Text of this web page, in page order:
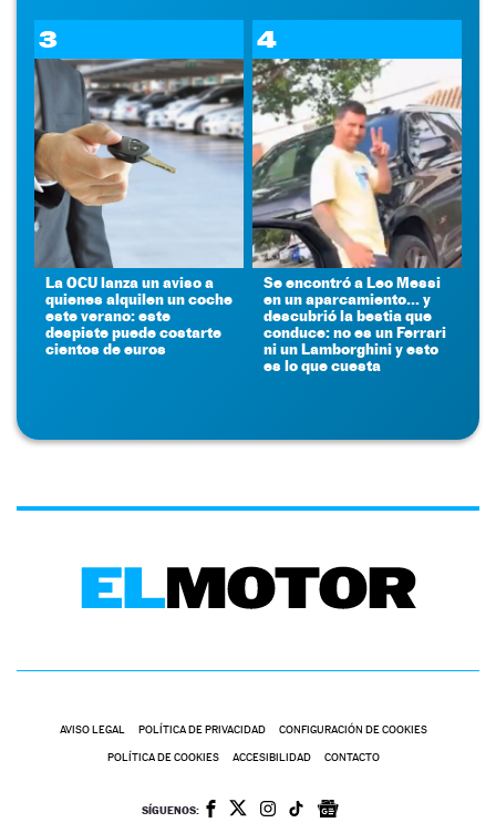
3
La OCU lanza un aviso a
quienes alquilen un coche
este verano: este
despiste puede costarte
cientos de euros
4
Se encontró a Leo Messi
en un aparcamiento... y
descubrió la bestia que
conduce: no es un Ferrari
ni un Lamborghini y esto
es lo que cuesta
AVISO LEGAL POLÍTICA DE PRIVACIDAD CONFIGURACIÓN DE COOKIES
POLÍTICA DE COOKIES ACCESIBILIDAD CONTACTO
SÍGUENOS: